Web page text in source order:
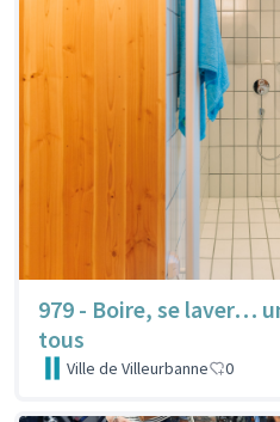
979 - Boire, se laver…
tous
Ville de Villeurbanne 0